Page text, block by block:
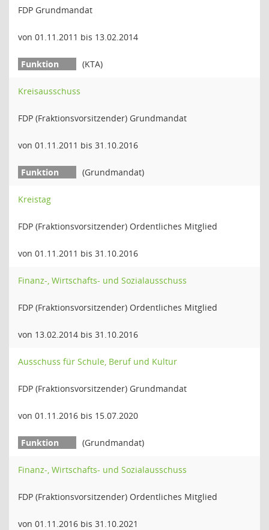
FDP Grundmandat
von 01.11.2011 bis 13.02.2014
(KTA)
Kreisausschuss
FDP (Fraktionsvorsitzender) Grundmandat
von 01.11.2011 bis 31.10.2016
(Grundmandat)
Kreistag
FDP (Fraktionsvorsitzender) Ordentliches Mitglied
von 01.11.2011 bis 31.10.2016
Finanz-, Wirtschafts- und Sozialausschuss
FDP (Fraktionsvorsitzender) Ordentliches Mitglied
von 13.02.2014 bis 31.10.2016
Ausschuss für Schule, Beruf und Kultur
FDP (Fraktionsvorsitzender) Grundmandat
von 01.11.2016 bis 15.07.2020
(Grundmandat)
Finanz-, Wirtschafts- und Sozialausschuss
FDP (Fraktionsvorsitzender) Ordentliches Mitglied
von 01.11.2016 bis 31.10.2021